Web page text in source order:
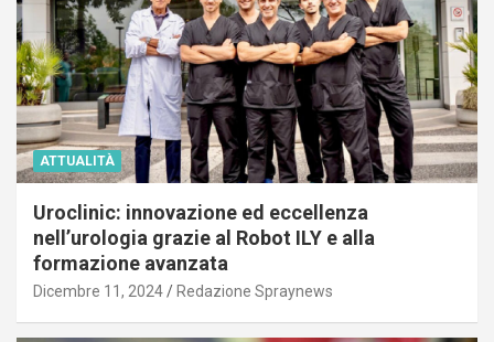
ATTUALITÀ
Uroclinic: innovazione ed eccellenza
nell’urologia grazie al Robot ILY e alla
formazione avanzata
Dicembre 11, 2024 Redazione Spraynews